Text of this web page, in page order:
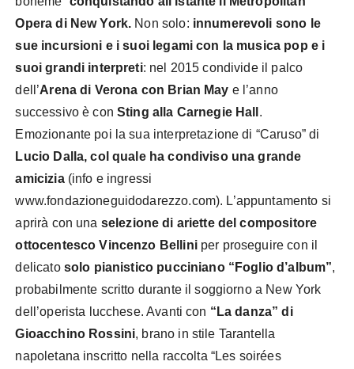
Opera di New York. Non solo: innumerevoli sono le
sue incursioni e i suoi legami con la musica pop e i
suoi grandi interpreti: nel 2015 condivide il palco
dell’Arena di Verona con Brian May e l’anno
successivo è conSting alla Carnegie Hall .
Emozionante poi la sua interpretazione di “Caruso” di
Lucio Dalla, col quale ha condiviso una grande
amicizia(info e ingressi
www.fondazioneguidodarezzo.com). L’appuntamento si
aprirà con una selezione di ariette del compositore
ottocentesco Vincenzo Belliniper proseguire con il
delicato solo pianistico pucciniano “Foglio d’album”,
probabilmente scritto durante il soggiorno a New York
dell’operista lucchese. Avanti con “La danza” di
Gioacchino Rossini, brano in stile Tarantella
napoletana inscritto nella raccolta “Les soirées